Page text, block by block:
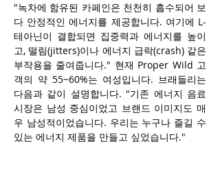
"녹차에 함유된 카페인은 천천히 흡수되어 보
다 안정적인 에너지를 제공합니다. 여기에 L-
테아닌이 결합되면 집중력과 에너지를 높이
고, 떨림(jitters)이나 에너지 급락(crash) 같은
부작용을 줄여줍니다." 현재 Proper Wild 고
객의 약 55~60%는 여성입니다. 브래들리는
다음과 같이 설명합니다. "기존 에너지 음료
시장은 남성 중심이었고 브랜드 이미지도 매
우 남성적이었습니다. 우리는 누구나 즐길 수
있는 에너지 제품을 만들고 싶었습니다."